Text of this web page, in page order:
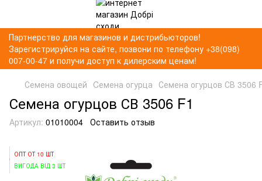
Партнерство для магазинов и дистрибьюторов!
Зарегистрируйся на сайте, позвони по телефону +38(098)
007-00-47 и получи доступ к дилерским ценам!
Семена овощей Cемена огурца Семена огурцов СВ 3506
Семена огурцов СВ 3506 F1
Артикул: 01010004 Оставить отзыв
ОПТ ОТ 10 ШТ
ВИГОДА ВІД 3 ШТ